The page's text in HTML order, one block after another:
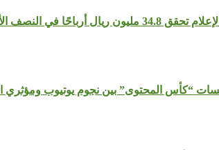
النصف الأول بزيادة 64%
“كأس المحتوى” بين نجوم يوتيوب ومؤثري